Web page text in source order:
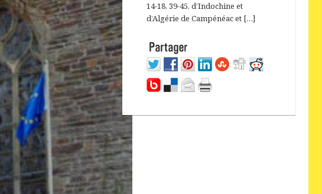
14-18, 39-45, d’Indochine et
d’Algérie de Campénéac et […]